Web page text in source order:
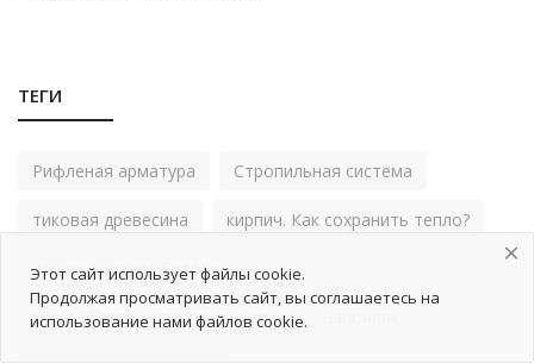
ТЕГИ
Рифленая арматура Стропильная система
тиковая древесина кирпич. Как сохранить тепло?
использование бетона
Как выбрать новогоднюю елку
Этот сайт использует файлы cookie.
Продолжая просматривать сайт, вы соглашаетесь на
использование нами файлов cookie.